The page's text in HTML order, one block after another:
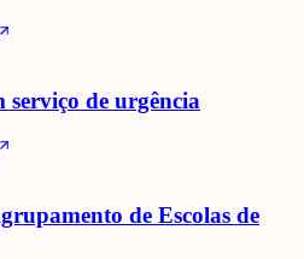
serviço de urgência
de Escolas de